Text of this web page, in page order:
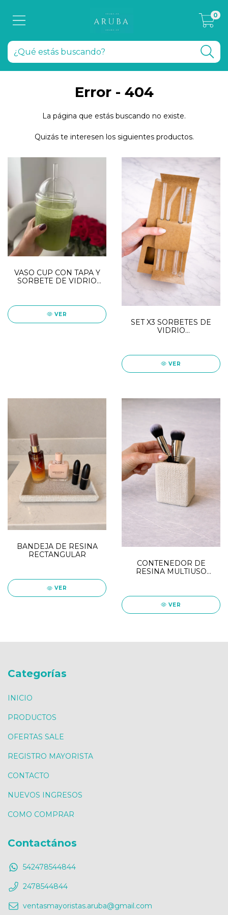
0
Error - 404
La página que estás buscando no existe.
Quizás te interesen los siguientes productos.
VASO CUP CON TAPA Y
SORBETE DE VIDRIO
VER
SET X3 SORBETES DE
VIDRIO
VER
BANDEJA DE RESINA
RECTANGULAR
VER
CONTENEDOR DE
RESINA MULTIUSO
VER
Categorías
INICIO
PRODUCTOS
OFERTAS SALE
REGISTRO MAYORISTA
CONTACTO
NUEVOS INGRESOS
COMO COMPRAR
Contactános
542478544844
2478544844
ventasmayoristas.aruba@gmail.com